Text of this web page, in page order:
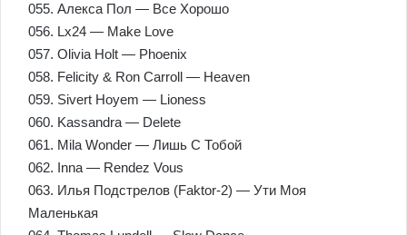
055. Алекса Пол — Все Хорошо
056. Lx24 — Make Love
057. Olivia Holt — Phoenix
058. Felicity & Ron Carroll — Heaven
059. Sivert Hoyem — Lioness
060. Kassandra — Delete
061. Mila Wonder — Лишь С Тобой
062. Inna — Rendez Vous
063. Илья Подстрелов (Faktor-2) — Ути Моя
Маленькая